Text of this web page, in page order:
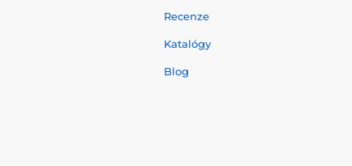
Recenze
Katalógy
Blog